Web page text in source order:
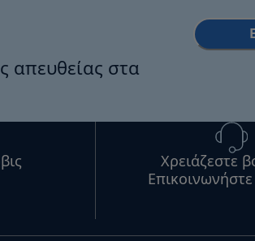
απευθείας στα
Χρειάζεστε